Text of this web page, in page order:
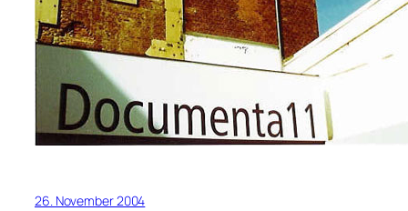
26. November 2004